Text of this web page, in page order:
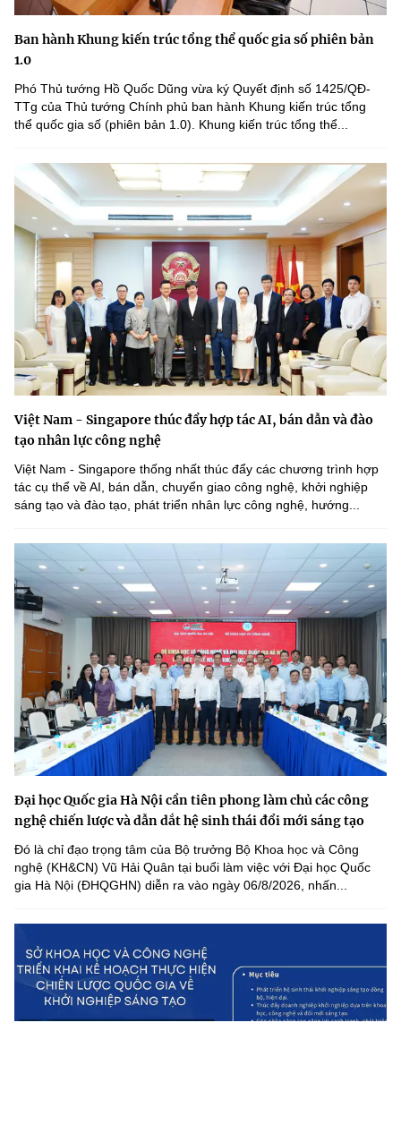
Ban hành Khung kiến trúc tổng thể quốc gia số phiên bản
1.0
Phó Thủ tướng Hồ Quốc Dũng vừa ký Quyết định số 1425/QĐ-
TTg của Thủ tướng Chính phủ ban hành Khung kiến trúc tổng
thể quốc gia số (phiên bản 1.0). Khung kiến trúc tổng thể...
Việt Nam - Singapore thúc đẩy hợp tác AI, bán dẫn và đào
tạo nhân lực công nghệ
Việt Nam - Singapore thống nhất thúc đẩy các chương trình hợp
tác cụ thể về AI, bán dẫn, chuyển giao công nghệ, khởi nghiệp
sáng tạo và đào tạo, phát triển nhân lực công nghệ, hướng...
Đại học Quốc gia Hà Nội cần tiên phong làm chủ các công
nghệ chiến lược và dẫn dắt hệ sinh thái đổi mới sáng tạo
Đó là chỉ đạo trọng tâm của Bộ trưởng Bộ Khoa học và Công
nghệ (KH&CN) Vũ Hải Quân tại buổi làm việc với Đại học Quốc
gia Hà Nội (ĐHQGHN) diễn ra vào ngày 06/8/2026, nhấn...